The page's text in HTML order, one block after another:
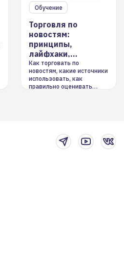
Обучение
Торговля по
новостям:
принципы,
лайфхаки,
инструменты
Как торговать по
новостям, какие источники
использовать, как
правильно оценивать